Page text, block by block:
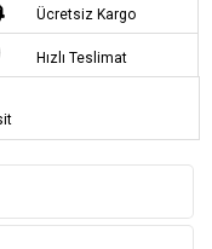
Ücretsiz Kargo
Hızlı Teslimat